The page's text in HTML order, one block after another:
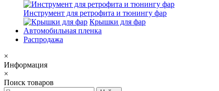
Инструмент для ретрофита и тюнингу фар
Крышки для фар
Автомобильная пленка
Распродажа
×
Информация
×
Поиск товаров